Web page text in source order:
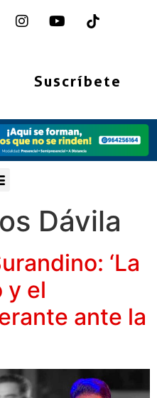
Suscríbete
Dávila
‘La
y el
ante la